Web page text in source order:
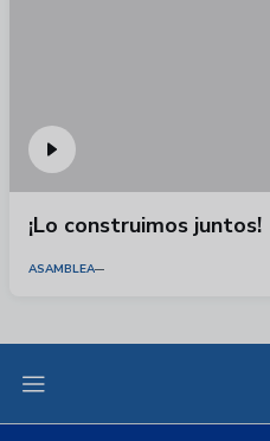
¡Lo construimos juntos!
ASAMBLEA